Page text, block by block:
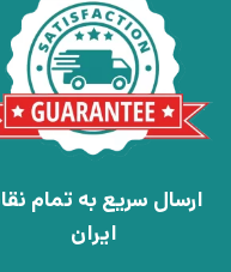
ارسال سریع به تمام
ایران